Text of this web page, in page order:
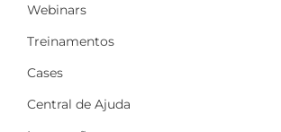
Webinars
Treinamentos
Cases
Central de Ajuda